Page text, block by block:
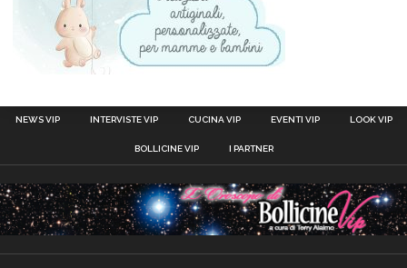
NEWS VIP INTERVISTE VIP CUCINA VIP EVENTI VIP LOOK VIP
BOLLICINE VIP I PARTNER